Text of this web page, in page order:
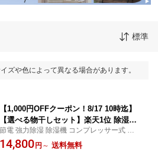
標準
ズや色によって異なる場合があります。
【1,000円OFFクーポン！8/17 10時迄】
【選べる物干しセット】楽天1位 除湿機
コンプレッサー式 衣類乾燥除湿機 部屋
干し ニオイ対策 梅雨対策 家電 湿度 カ
節電 強力除湿 除湿機 コンプレッサー式 小
型 衣類乾燥除湿機 部屋干し 除湿器 除湿機
衣類乾燥機 コンパクト ハンドル付き 低騒
14,800 円 ～ 送料無料